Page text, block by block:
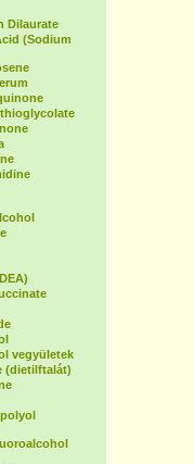
Dilaurate
(Sodium
vegyületek
(dietilftalát)